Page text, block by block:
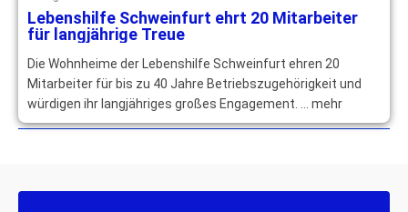
Lebenshilfe Schweinfurt ehrt 20 Mitarbeiter
für langjährige Treue
Die Wohnheime der Lebenshilfe Schweinfurt ehren 20
Mitarbeiter für bis zu 40 Jahre Betriebszugehörigkeit und
würdigen ihr langjähriges großes Engagement. … mehr